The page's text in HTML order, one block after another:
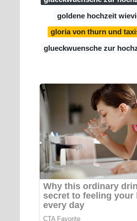
goldene hochzeit
gloria von thurn und
glueckwuensche zur